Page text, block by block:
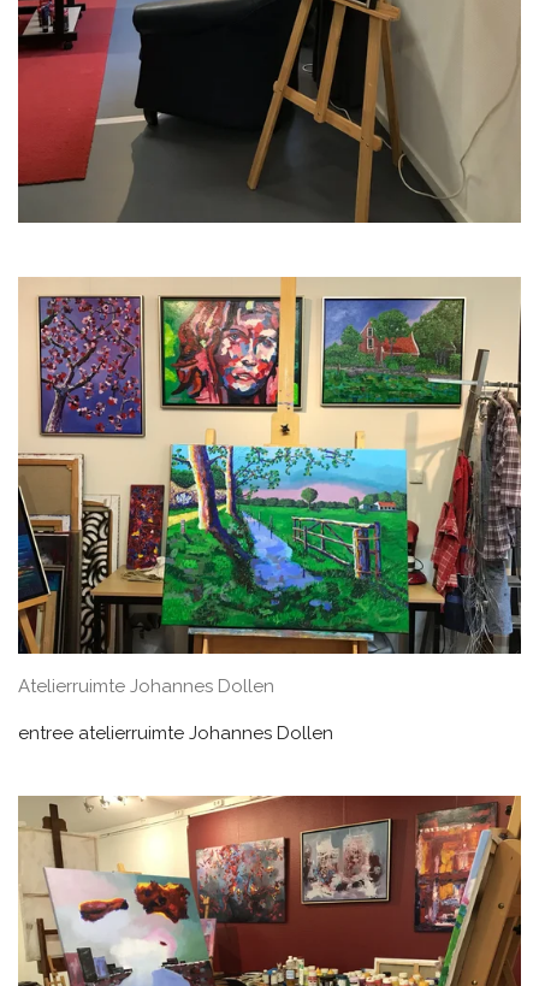
Atelierruimte Johannes Dollen
entree atelierruimte Johannes Dollen